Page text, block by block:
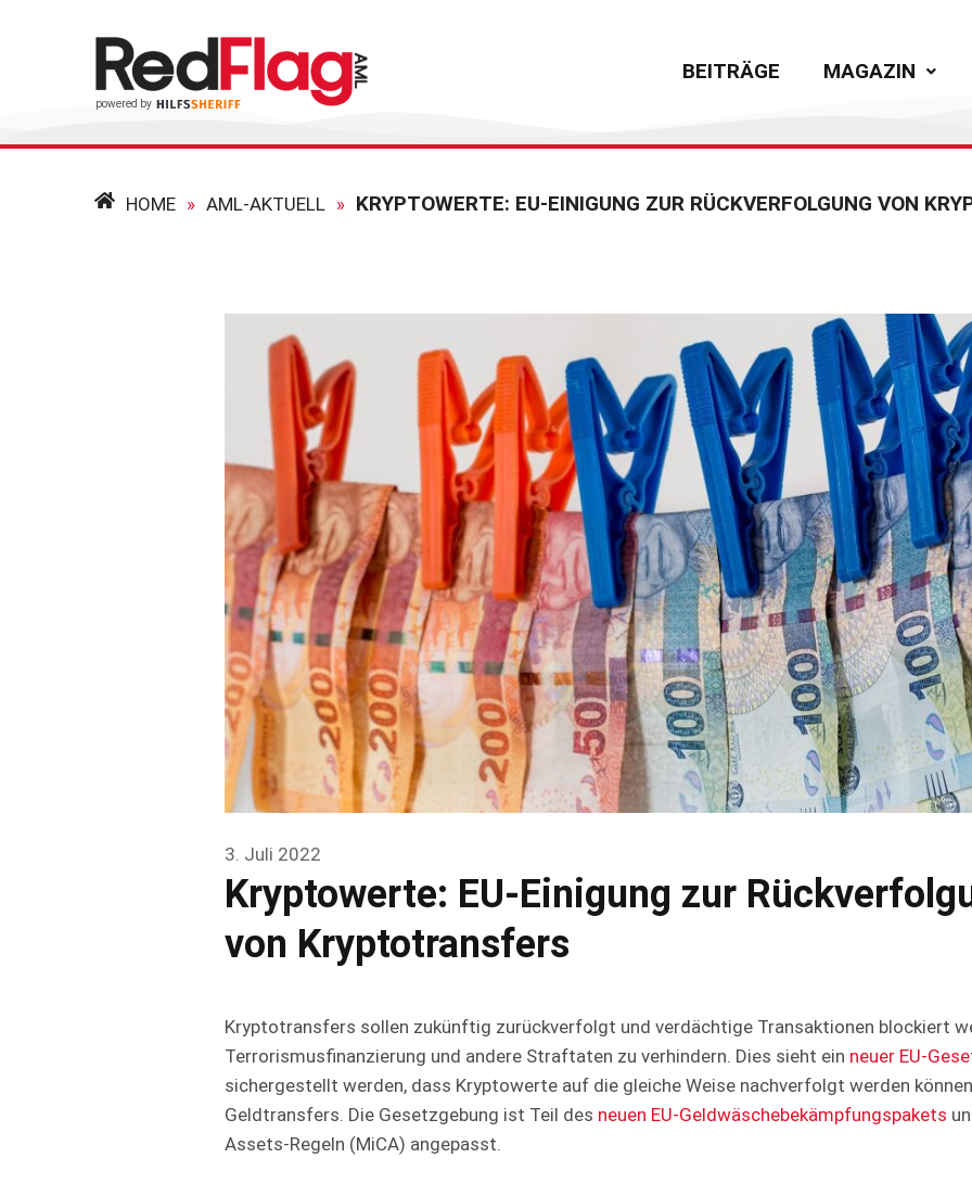
BEITRÄGE MAGAZIN
HOME » AML-AKTUELL » KRYPTOWERTE: EU-EINIGUNG ZUR RÜCKVERFOLGUNG VON
3. Juli 2022
Kryptowerte: EU-Einigung zur
von Kryptotransfers
Kryptotransfers sollen zukünftig zurückverfolgt und verdächtige Transaktionen blockiert
Terrorismusfinanzierung und andere Straftaten zu verhindern. Dies sieht ein neuer EU-
sichergestellt werden, dass Kryptowerte auf die gleiche Weise nachverfolgt werden
Geldtransfers. Die Gesetzgebung ist Teil des neuen EU-Geldwäschebekämpfungspakets
Assets-Regeln (MiCA) angepasst.